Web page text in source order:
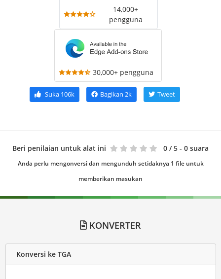
14,000+
pengguna
30,000+ pengguna
Suka106k Bagikan 2k Tweet
Beri penilaian untuk alat ini 0 / 5 - 0 suara
Anda perlu mengonversi dan mengunduh setidaknya 1 file untuk
memberikan masukan
KONVERTER
Konversi ke TGA